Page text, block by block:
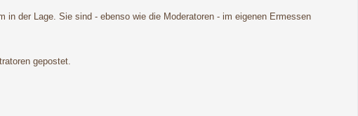
der Lage. Sie sind - ebenso wie die Moderatoren - im eigenen Ermessen
gepostet.